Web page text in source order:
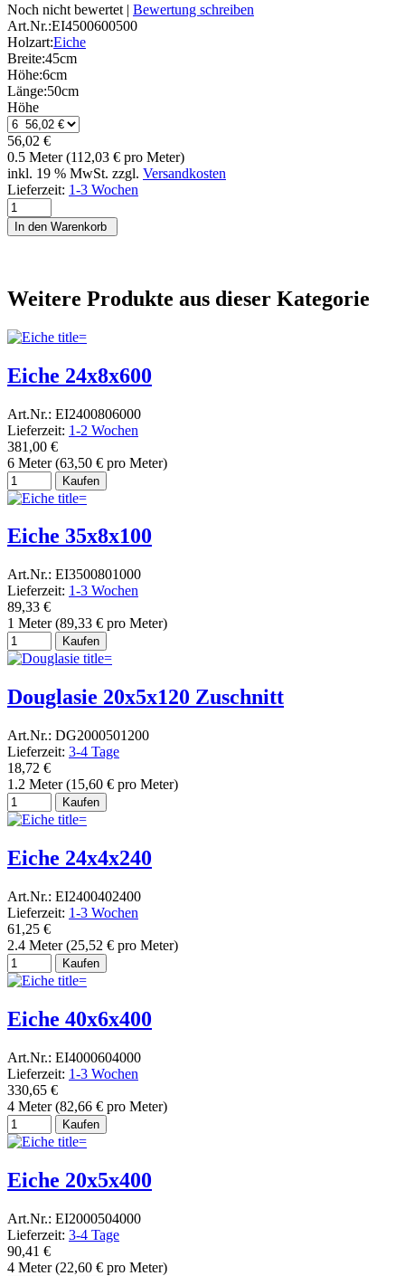
Noch nicht bewertet | Bewertung schreiben
Art.Nr.:EI4500600500
Holzart:Eiche
Breite:45cm
Höhe:6cm
Länge:50cm
Höhe
56,02 €
0.5 Meter (112,03 € pro Meter)
inkl. 19 % MwSt. zzgl. Versandkosten
Lieferzeit: 1-3 Wochen
In den Warenkorb
Weitere Produkte aus dieser Kategorie
Eiche 24x8x600
Art.Nr.: EI2400806000
Lieferzeit: 1-2 Wochen
381,00 €
6 Meter (63,50 € pro Meter)
Kaufen
Eiche 35x8x100
Art.Nr.: EI3500801000
Lieferzeit: 1-3 Wochen
89,33 €
1 Meter (89,33 € pro Meter)
Kaufen
Douglasie 20x5x120 Zuschnitt
Art.Nr.: DG2000501200
Lieferzeit: 3-4 Tage
18,72 €
1.2 Meter (15,60 € pro Meter)
Kaufen
Eiche 24x4x240
Art.Nr.: EI2400402400
Lieferzeit: 1-3 Wochen
61,25 €
2.4 Meter (25,52 € pro Meter)
Kaufen
Eiche 40x6x400
Art.Nr.: EI4000604000
Lieferzeit: 1-3 Wochen
330,65 €
4 Meter (82,66 € pro Meter)
Kaufen
Eiche 20x5x400
Art.Nr.: EI2000504000
Lieferzeit: 3-4 Tage
90,41 €
4 Meter (22,60 € pro Meter)